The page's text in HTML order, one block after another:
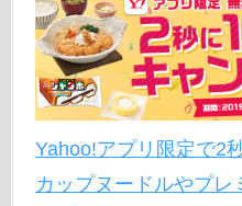
Yahoo!アプリ限定で2
カップヌードルやプレ